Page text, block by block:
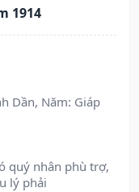
1914
Dần, Năm: Giáp
quý nhân phù trợ,
lý phải